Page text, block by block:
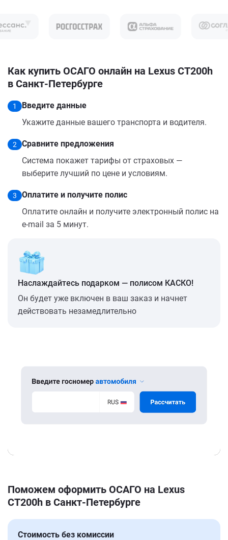
Как купить ОСАГО онлайн на Lexus CT200h
в Санкт-Петербурге
1
Введите данные
Укажите данные вашего транспорта и водителя.
2
Сравните предложения
Система покажет тарифы от страховых —
выберите лучший по цене и условиям.
3
Оплатите и получите полис
Оплатите онлайн и получите электронный полис на
e-mail за 5 минут.
Наслаждайтесь подарком — полисом КАСКО!
Он будет уже включен в ваш заказ и начнет
действовать незамедлительно
Поможем оформить ОСАГО на Lexus
CT200h в Санкт-Петербурге
Стоимость без комиссии